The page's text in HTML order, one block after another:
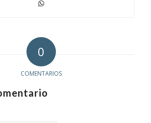
0
COMENTARIOS